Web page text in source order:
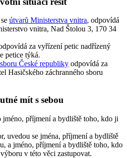
útvarů Ministerstva vnitra, odpovídá
vnitra, Nad Štolou 3, 170 34
za vyřízení petic nadřízený
petice týká.
České republiky odpovídá za
Hasičského záchranného sboru
mít s sebou
jméno, příjmení a bydliště toho, kdo ji
uvedou se jména, příjmení a bydliště
a jméno, příjmení a bydliště toho, kdo
v této věci zastupovat.